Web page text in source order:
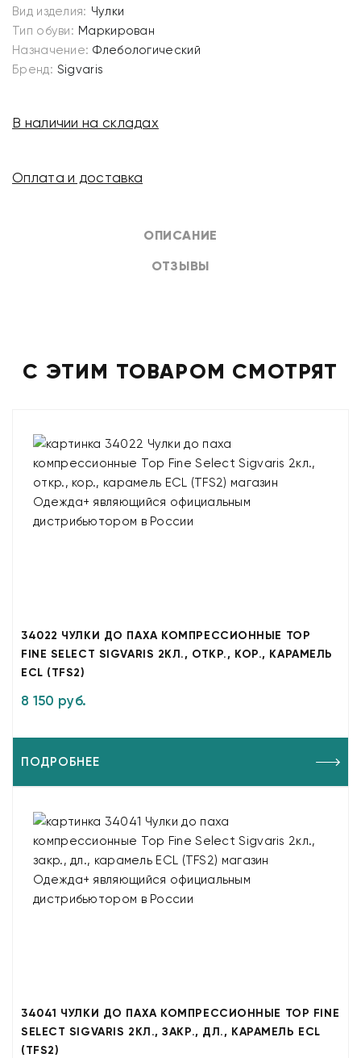
ОПИСАНИЕ
ОТЗЫВЫ
Вид изделия: Чулки
Тип обуви: Маркирован
Назначение: Флебологический
Бренд: Sigvaris
В наличии на складах
Оплата и доставка
С ЭТИМ ТОВАРОМ СМОТРЯТ
34022 ЧУЛКИ ДО ПАХА КОМПРЕССИОННЫЕ TOP
FINE SELECT SIGVARIS 2КЛ., ОТКР., КОР., КАРАМЕЛЬ
ECL (TFS2)
8 150 руб.
ПОДРОБНЕЕ
34041 ЧУЛКИ ДО ПАХА КОМПРЕССИОННЫЕ TOP FINE
SELECT SIGVARIS 2КЛ., ЗАКР., ДЛ., КАРАМЕЛЬ ECL
(TFS2)